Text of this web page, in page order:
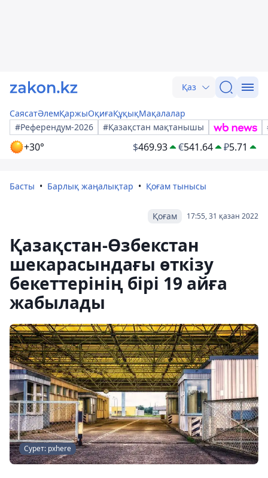
Қаз
СаясатӘлемҚаржыОқиғаҚұқықМақалалар
#Референдум-2026
#Қазақстан мақтанышы
+30° $469.93 €541.64 ₽5.71
Басты Барлық жаңалықтар Қоғам тынысы
17:55, 31 қазан 2022
Қоғам
Қазақстан-Өзбекстан
шекарасындағы өткізу
бекеттерінің бірі 19 айға
жабылады
Сурет: pxhere